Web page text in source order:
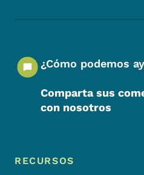
¿Cómo podemos
Comparta sus
con nosotros
Menú de pie de página
Footer
RECURSOS